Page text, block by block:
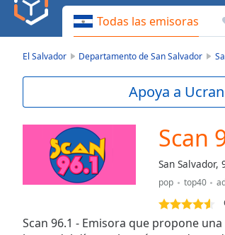
Backward
Skip
Current
Duration-:-
Stream
Seek to
Todas las emisoras
El Salvador Departamento de San Salvador
Apoya a
Scan
San Salvador,
pop top40
Scan 96.1 - Emisora que propone